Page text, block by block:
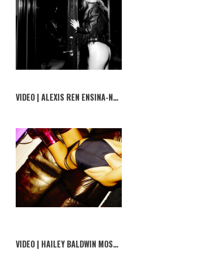
VIDEO | ALEXIS REN ENSINA-NOS UNS PASSOS DE BALLET
VIDEO | HAILEY BALDWIN MOSTRA COMO SE TIRAM SELFIES